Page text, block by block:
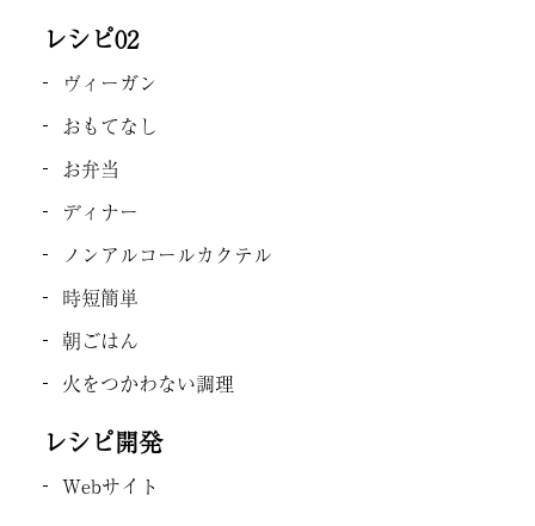
レシピ02
ヴィーガン
おもてなし
お弁当
ディナー
ノンアルコールカクテル
時短簡単
朝ごはん
火をつかわない調理
レシピ開発
Webサイト